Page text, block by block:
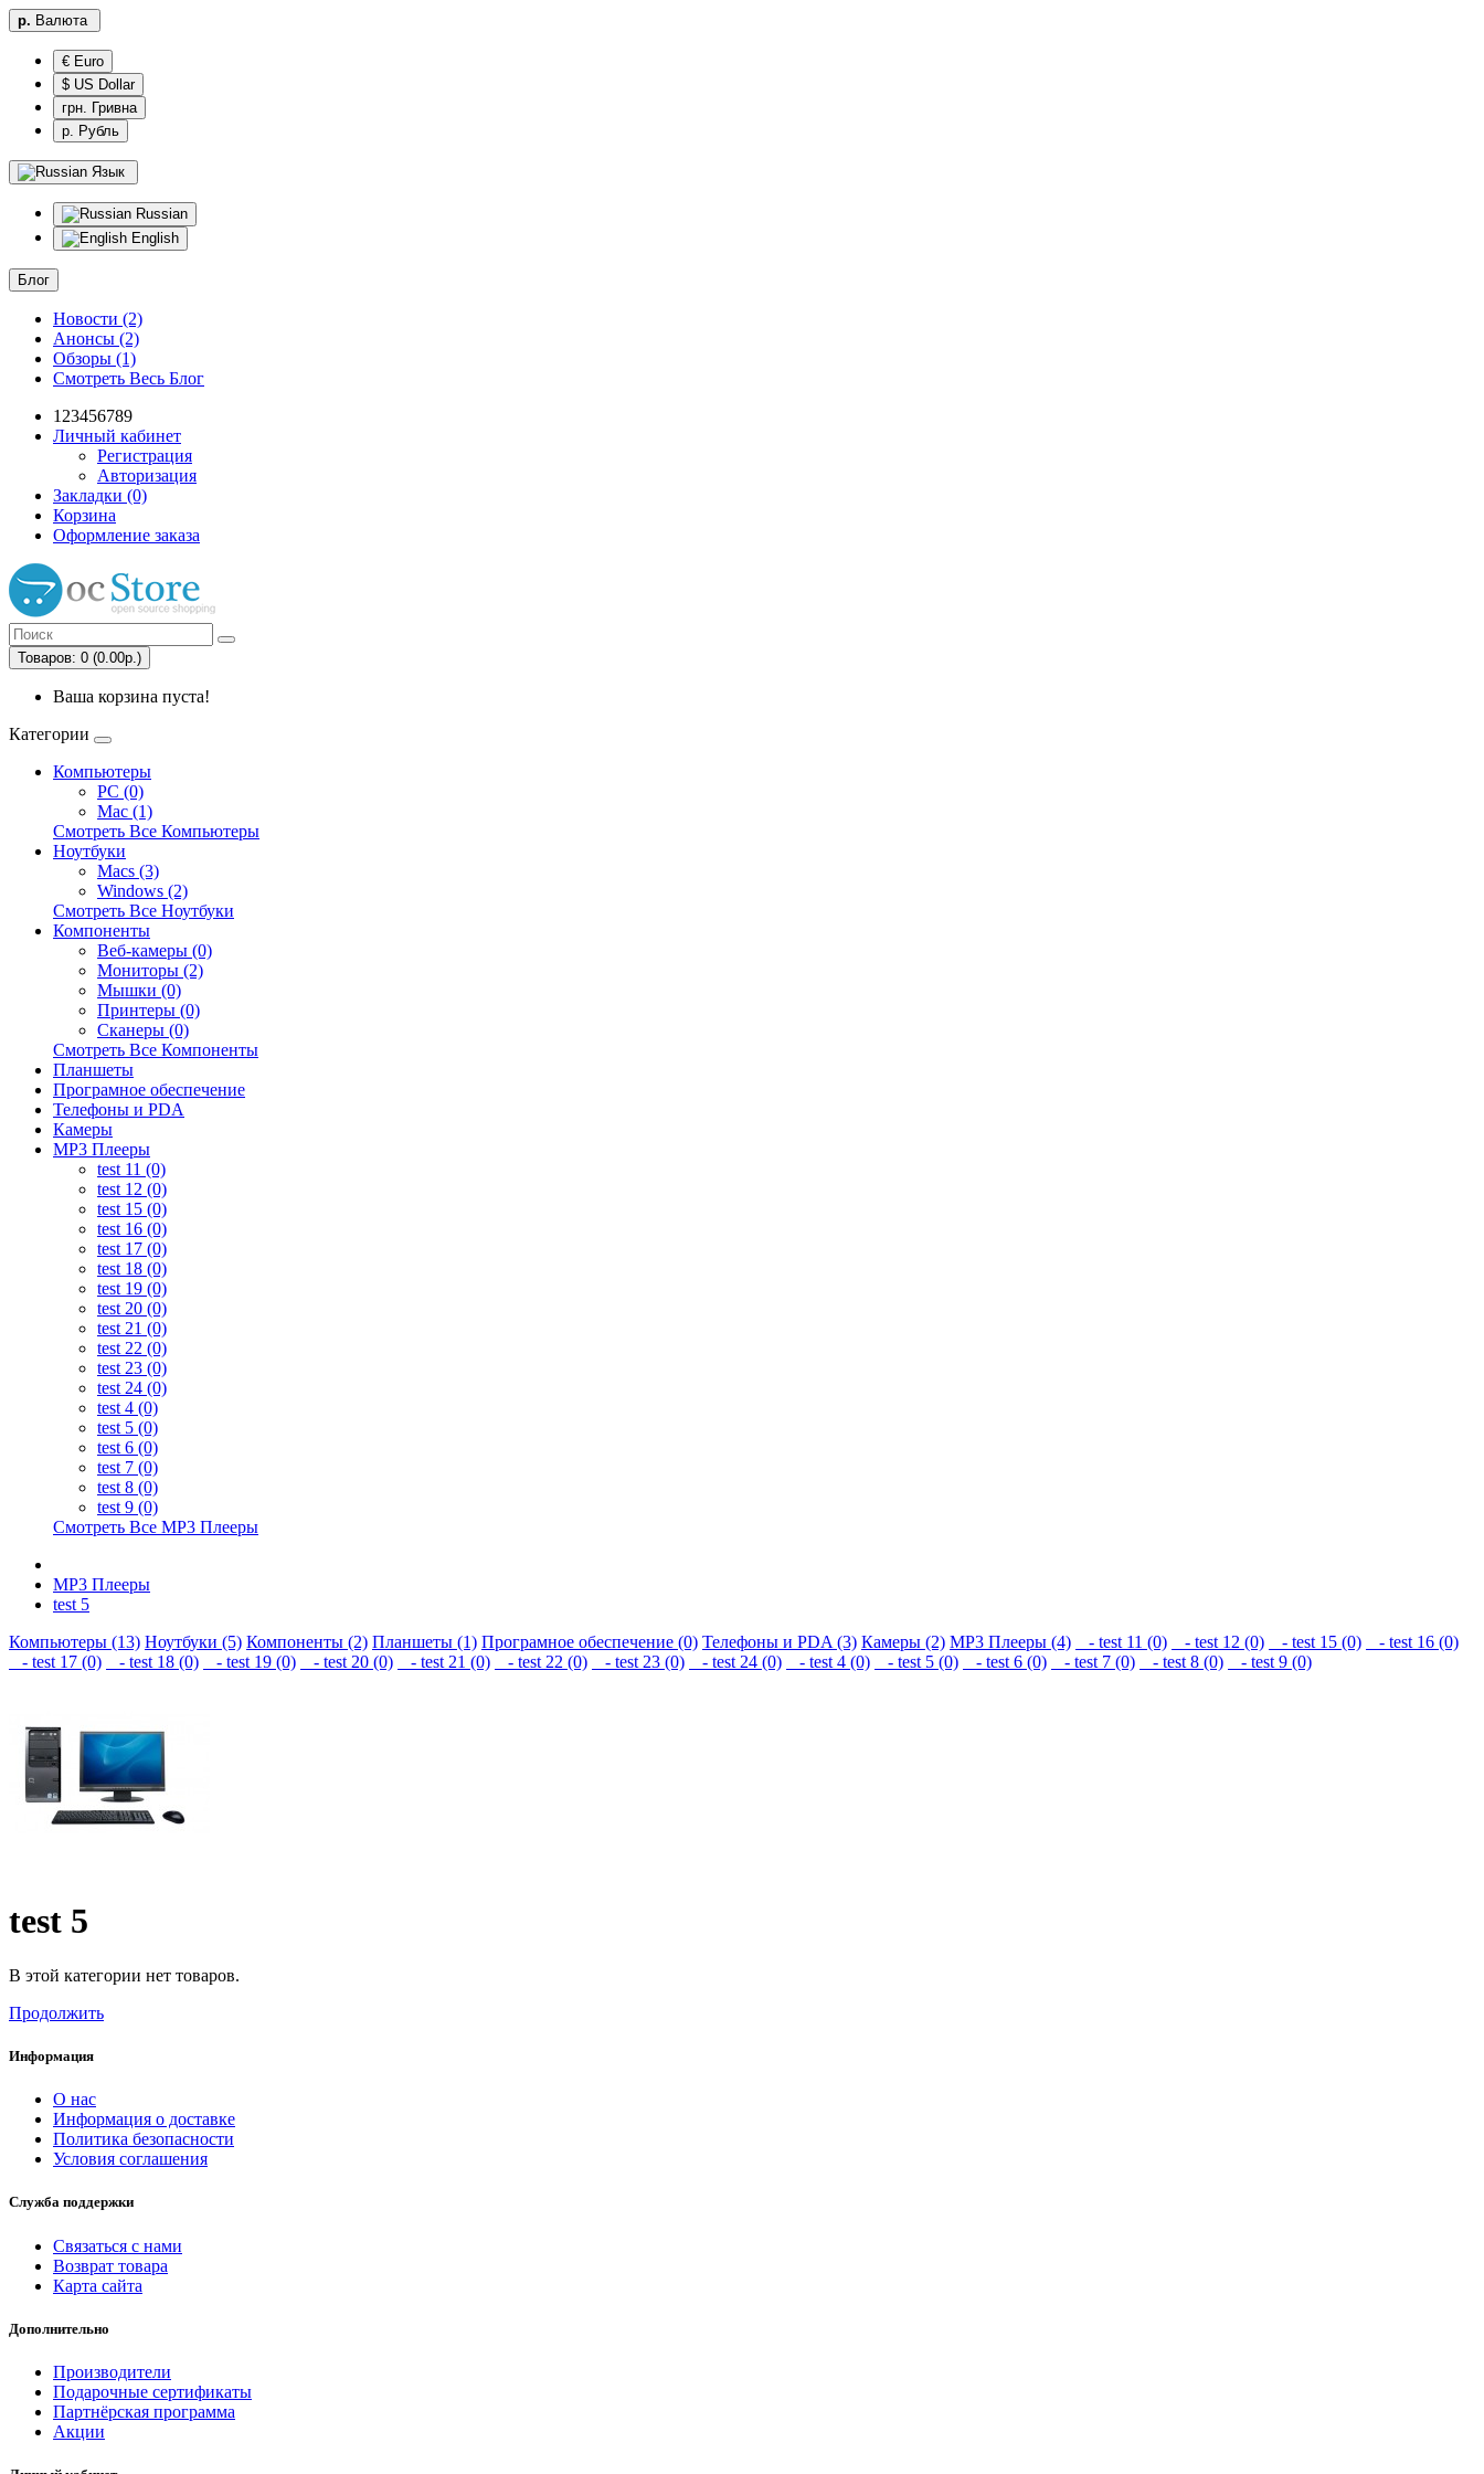
р. Валюта
€ Euro
$ US Dollar
грн. Гривна
р. Рубль
Язык
Russian
English
Блог
Новости (2)
Анонсы (2)
Обзоры (1)
Смотреть Весь Блог
123456789
Личный кабинет
Регистрация
Авторизация
Закладки (0)
Корзина
Оформление заказа
Товаров: 0 (0.00р.)
Ваша корзина пуста!
Категории
Компьютеры
PC (0)
Mac (1)
Смотреть Все Компьютеры
Ноутбуки
Macs (3)
Windows (2)
Смотреть Все Ноутбуки
Компоненты
Веб-камеры (0)
Мониторы (2)
Мышки (0)
Принтеры (0)
Сканеры (0)
Смотреть Все Компоненты
Планшеты
Програмное обеспечение
Телефоны и PDA
Камеры
MP3 Плееры
test 11 (0)
test 12 (0)
test 15 (0)
test 16 (0)
test 17 (0)
test 18 (0)
test 19 (0)
test 20 (0)
test 21 (0)
test 22 (0)
test 23 (0)
test 24 (0)
test 4 (0)
test 5 (0)
test 6 (0)
test 7 (0)
test 8 (0)
test 9 (0)
Смотреть Все MP3 Плееры
MP3 Плееры
test 5
Компьютеры (13) Ноутбуки (5) Компоненты (2) Планшеты (1) Програмное обеспечение (0) Телефоны и PDA (3) Камеры (2) MP3 Плееры (4) - test 11 (0) - test 12 (0) - test 15 (0)
- test 16 (0)
- test 17 (0)
- test 18 (0) - test 19 (0) - test 20 (0) - test 21 (0) - test 22 (0) - test 23 (0) - test 24 (0) - test 4 (0) - test 5 (0) - test 6 (0) - test 7 (0) - test 8 (0) - test 9 (0)
test 5
В этой категории нет товаров.
Продолжить
Информация
О нас
Информация о доставке
Политика безопасности
Условия соглашения
Служба поддержки
Связаться с нами
Возврат товара
Карта сайта
Дополнительно
Производители
Подарочные сертификаты
Партнёрская программа
Акции